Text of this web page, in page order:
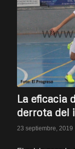
La eficacia
derrota del
23 septiembre, 2019